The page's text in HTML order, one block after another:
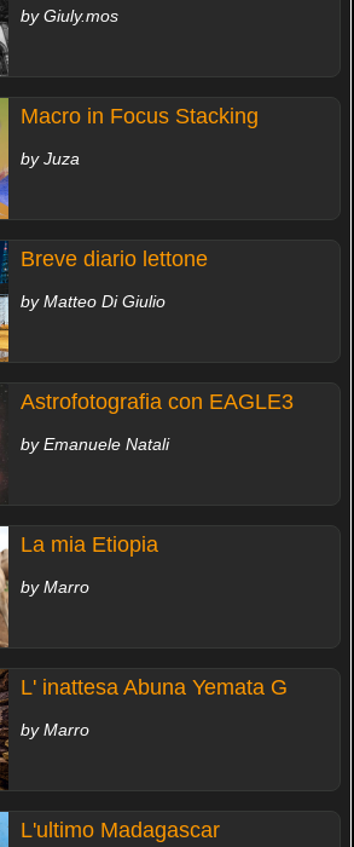
by Giuly.mos
Macro in Focus Stacking
by Juza
Breve diario lettone
by Matteo Di Giulio
Astrofotografia con EAGLE3
by Emanuele Natali
La mia Etiopia
by Marro
L' inattesa Abuna Yemata G
by Marro
L'ultimo Madagascar